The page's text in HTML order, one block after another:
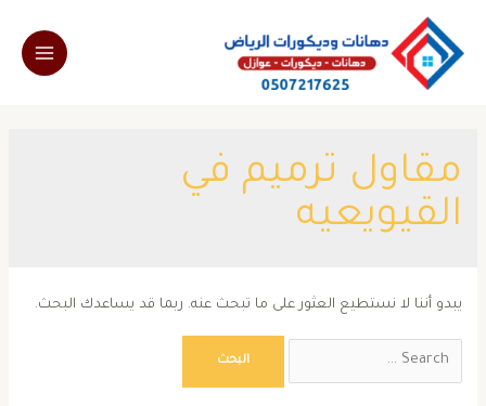
المحتوى
Main
مقاول ترميم في
القيويعيه
يبدو أننا لا نستطيع العثور على ما تبحث عنه. ربما قد يساعدك البحث.
Search